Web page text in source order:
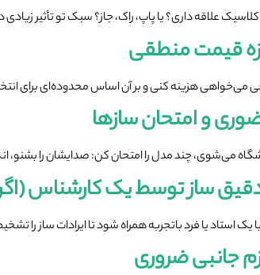
علاقه داری؟ یا پاپ، راک، جاز؟ سبک تو تأثیر زیادی
قیمت منطقی
می‌خواهی هزینه کنی و بر آن اساس محدوده‌ای برای
و امتحان سازها
می‌شوی، چند مدل را امتحان کن: صدایشان را
دقیق ساز توسط یک کارشناس
یک استاد یا فرد باتجربه همراه شود تا ایرادات ساز را
جانبی ضروری